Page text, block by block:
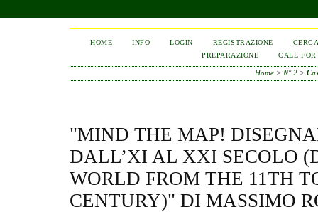
HOME INFO LOGIN REGISTRAZIONE
PREPARAZIONE
CALL FOR
Home> N° 2>
"MIND THE MAP!
DALL’XI AL XXI SECOLO
WORLD FROM THE 11TH
CENTURY)" DI MASSIMO